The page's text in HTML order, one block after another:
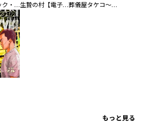
ヒステリック・ハーレム～搾られる男と堕ちる女～【電子単行本版】 生贄の村【電子単行本版】 葬儀屋タケコ～あなたの最期、叶えます【電子単行本版】
もっと見る